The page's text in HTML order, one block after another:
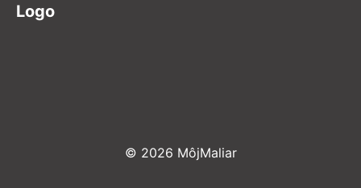
Logo
© 2026 MôjMaliar